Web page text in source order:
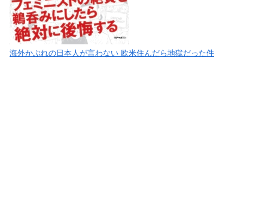
海外かぶれの日本人が言わない 欧米住んだら地獄だった件